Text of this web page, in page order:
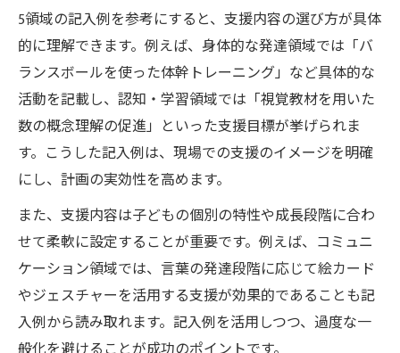
5領域の記入例を参考にすると、支援内容の選び方が具体
的に理解できます。例えば、身体的な発達領域では「バ
ランスボールを使った体幹トレーニング」など具体的な
活動を記載し、認知・学習領域では「視覚教材を用いた
数の概念理解の促進」といった支援目標が挙げられま
す。こうした記入例は、現場での支援のイメージを明確
にし、計画の実効性を高めます。
また、支援内容は子どもの個別の特性や成長段階に合わ
せて柔軟に設定することが重要です。例えば、コミュニ
ケーション領域では、言葉の発達段階に応じて絵カード
やジェスチャーを活用する支援が効果的であることも記
入例から読み取れます。記入例を活用しつつ、過度な一